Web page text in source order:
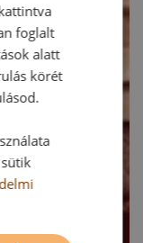
foglalt
alatt
körét